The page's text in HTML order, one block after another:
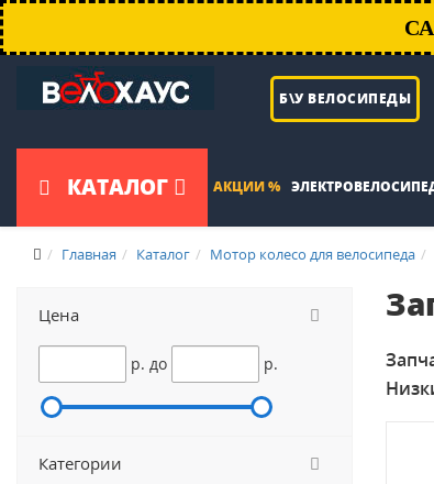
Б\У ВЕЛОСИПЕДЫ
КАТАЛОГ АКЦИИ %
Главная Каталог Мотор колесо для велосипеда
Цена
p. до p.
Категории